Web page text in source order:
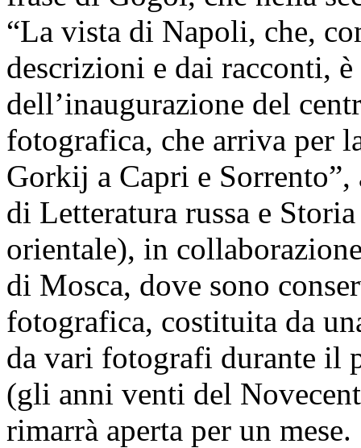
“La vista di Napoli, che,
descrizioni e dai racconti,
dell’inaugurazione del
fotografica, che arriva per
Gorkij a Capri e
di Letteratura russa e
orientale), in
di Mosca, dove sono
fotografica, costituita da
da vari fotografi durante il
(gli anni venti del
rimarrà aperta per un mese.